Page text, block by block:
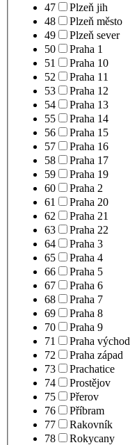
47
Plzeň jih
48
Plzeň město
49
Plzeň sever
50
Praha 1
51
Praha 10
52
Praha 11
53
Praha 12
54
Praha 13
55
Praha 14
56
Praha 15
57
Praha 16
58
Praha 17
59
Praha 19
60
Praha 2
61
Praha 20
62
Praha 21
63
Praha 22
64
Praha 3
65
Praha 4
66
Praha 5
67
Praha 6
68
Praha 7
69
Praha 8
70
Praha 9
71
Praha východ
72
Praha západ
73
Prachatice
74
Prostějov
75
Přerov
76
Příbram
77
Rakovník
78
Rokycany